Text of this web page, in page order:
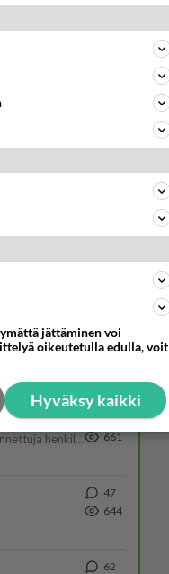
154
Martina Aitolehti on seurattu julkisuuden henkilö. Lähipiiriin mahtuu muitakin tunnettuja henkilöitä. Tiesitkö, että Ma
26
661
47
644
62
jättäminen voi
oikeutetulla edulla, voit
Hyväksy kaikki